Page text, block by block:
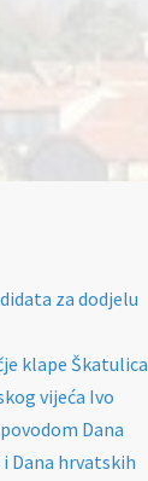
za dodjelu
klape Škatulica
vijeća Ivo
Dana
Dana hrvatskih